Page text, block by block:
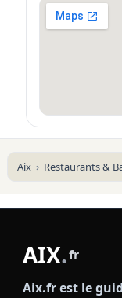
Aix Restaurants &
AIX.fr
Aix.fr est le